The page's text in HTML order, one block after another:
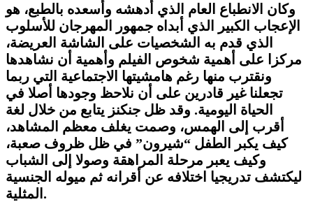
وكان الانطباع العام الذي أدهشه وأسعده بالطبع، هو
الإعجاب الكبير الذي أبداه جمهور المهرجان للأسلوب
الذي قدم به الشخصيات على الشاشة العريضة،
مركزا على أهمية شخوص الفيلم وأهمية أن نشاهدها
ونقترب منها رغم هامشيتها الاجتماعية التي ربما
تجعلنا غير قادرين على أن نلاحظ وجودها أصلا في
الحياة اليومية. وقد ظل جنكنز يتابع من خلال لغة
أقرب إلى الهمس، وصمت يغلف معظم المشاهد،
كيف يكبر الطفل “شيرون” في ظل ظروف صعبة،
وكيف يعبر مرحلة المراهقة وصولا إلى الشباب
ليكتشف تدريجيا اختلافه عن أقرانه ثم ميوله الجنسية
المثلية.